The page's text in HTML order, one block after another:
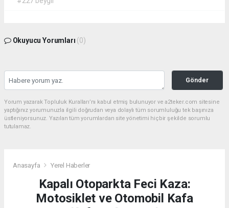
Okuyucu Yorumları (0)
Gönder
Yorum yazarak Topluluk Kuralları’nı kabul etmiş bulunuyor ve a2teker.com sitesine
yaptığınız yorumunuzla ilgili doğrudan veya dolaylı tüm sorumluluğu tek başınıza
üstleniyorsunuz. Yazılan tüm yorumlardan site yönetimi hiçbir şekilde sorumlu
tutulamaz.
Anasayfa Yerel Haberler
Kapalı Otoparkta Feci Kaza:
Motosiklet ve Otomobil Kafa